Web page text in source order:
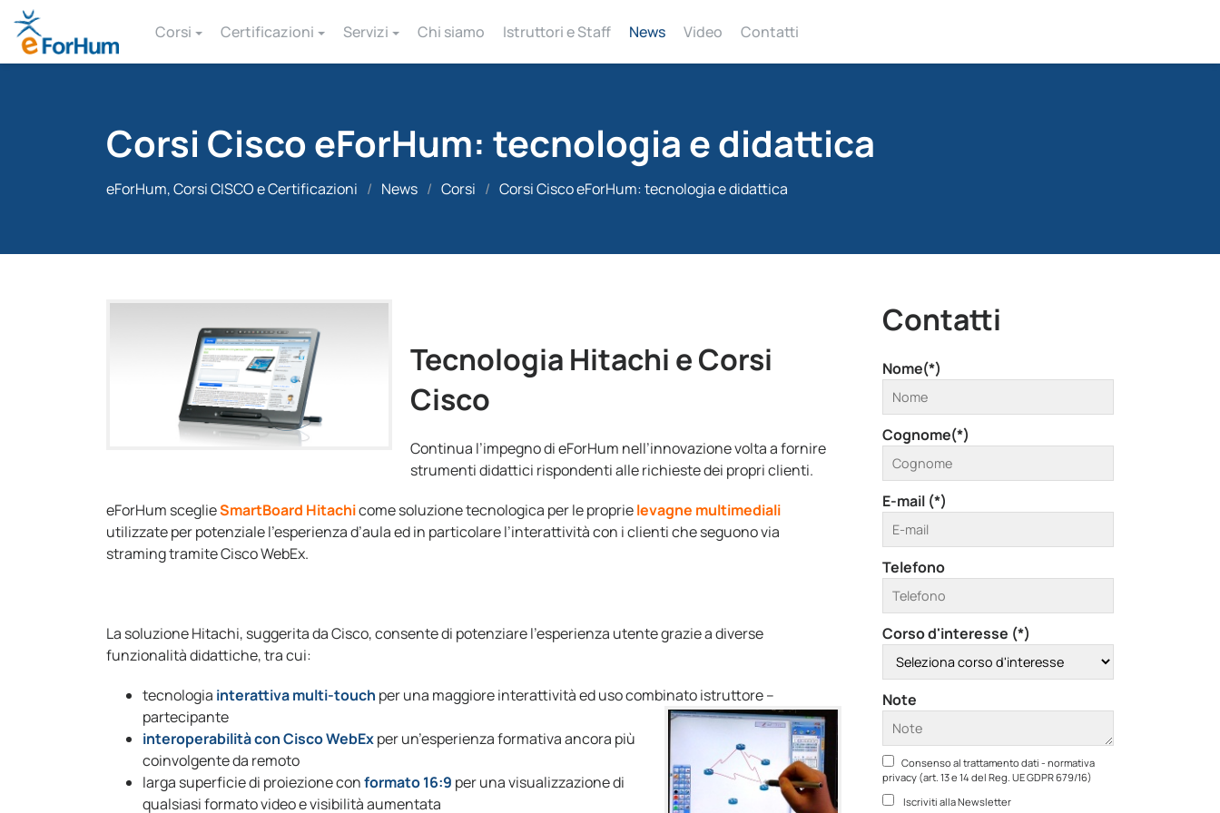
Corsi Certificazioni Servizi Chi siamo Istruttori e Staff News Video Contatti
Corsi Cisco eForHum: tecnologia e didattica
eForHum, Corsi CISCO e Certificazioni / News / Corsi / Corsi Cisco eForHum: tecnologia e didattica
Tecnologia Hitachi e Corsi
Cisco
Continua l’impegno di eForHum nell’innovazione volta a fornire
strumenti didattici rispondenti alle richieste dei propri clienti.
eForHum sceglieSmartBoard Hitachicome soluzione tecnologica per le proprielevagne multimediali
utilizzate per potenziale l’esperienza d’aula ed in particolare l’interattività con i clienti che seguono via
straming tramite Cisco WebEx.
La soluzione Hitachi, suggerita da Cisco, consente di potenziare l’esperienza utente grazie a diverse
funzionalità didattiche, tra cui:
tecnologia interattiva multi-touch per una maggiore interattività ed uso combinato istruttore –
partecipante
interoperabilità con Cisco WebExper un’esperienza formativa ancora più
coinvolgente da remoto
larga superficie di proiezione conformato 16:9 per una visualizzazione di
qualsiasi formato video e visibilità aumentata
Contatti
Nome(*)
Cognome(*)
E-mail (*)
Telefono
Corso d'interesse (*)
Note
Consenso al trattamento dati - normativa
privacy (art. 13 e 14 del Reg. UE GDPR 679/16)
Iscriviti alla Newsletter